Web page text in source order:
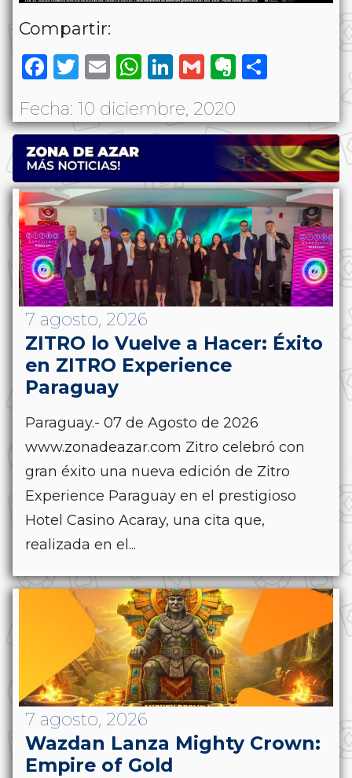
Compartir:
Facebook
Twitter
EmailWhatsApp
LinkedIn
GmailEvernote
Fecha: 10 diciembre, 2020
7 agosto, 2026
ZITRO lo Vuelve a Hacer: Éxito
en ZITRO Experience
Paraguay
Paraguay.- 07 de Agosto de 2026
www.zonadeazar.com Zitro celebró con
gran éxito una nueva edición de Zitro
Experience Paraguay en el prestigioso
Hotel Casino Acaray, una cita que,
realizada en el...
7 agosto, 2026
Wazdan Lanza Mighty Crown:
Empire of Gold